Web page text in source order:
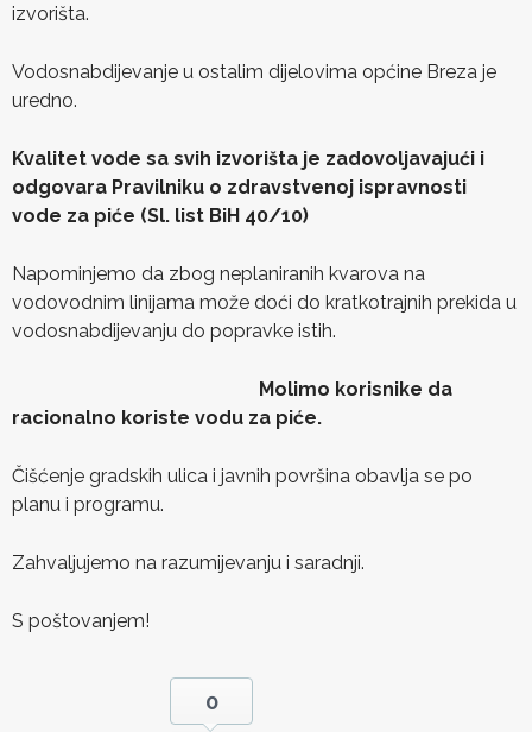
izvorišta.
Vodosnabdijevanje u ostalim dijelovima općine Breza je
uredno.
Kvalitet vode sa svih izvorišta je zadovoljavajući i
odgovara Pravilniku o zdravstvenoj ispravnosti
vode za piće (Sl. list BiH 40/10)
Napominjemo da zbog neplaniranih kvarova na
vodovodnim linijama može doći do kratkotrajnih prekida u
vodosnabdijevanju do popravke istih.
Molimo korisnike da
racionalno koriste vodu za piće.
Čišćenje gradskih ulica i javnih površina obavlja se po
planu i programu.
Zahvaljujemo na razumijevanju i saradnji.
S poštovanjem!
0